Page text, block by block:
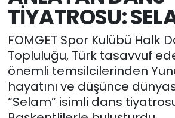
TİYATROSU:
FOMGET Spor Kulübü Halk
Topluluğu, Türk tasavvuf
önemli temsilcilerinden
hayatını ve düşünce
“Selam” isimli dans